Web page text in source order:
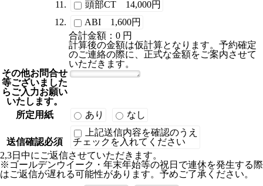
頭部CT 14,000円
ABI 1,600円
合計金額： 0 円
計算後の金額は仮計算となります。予約確定
のご連絡の際に、正式な金額をご案内させて
いただきます。
その他お問合せ
等ございました
らご入力お願い
いたします。
所定用紙
あり なし
送信確認必須
上記送信内容を確認のうえ
チェックを入れてください
2,3日中にご返信させていただきます。
※ゴールデンウイーク・年末年始等の祝日で連休を発生する際
はご返信が遅れる可能性があります。予めご了承ください。